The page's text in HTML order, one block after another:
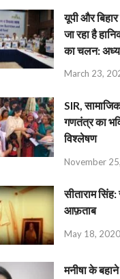
यूपी और
जा रहा है
का चलन:
March 23,
SIR,
गणतंत्र का
विश्लेषण
November
सीताराम
आफ़ताब
May 18, 2020
मनीषा के